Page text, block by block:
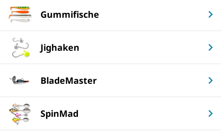
Gummifische
Jighaken
BladeMaster
SpinMad